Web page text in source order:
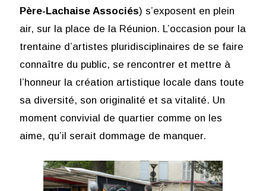
Père-Lachaise Associés) s’exposent en plein
air, sur la place de la Réunion. L’occasion pour la
trentaine d’artistes pluridisciplinaires de se faire
connaître du public, se rencontrer et mettre à
l’honneur la création artistique locale dans toute
sa diversité, son originalité et sa vitalité. Un
moment convivial de quartier comme on les
aime, qu’il serait dommage de manquer.